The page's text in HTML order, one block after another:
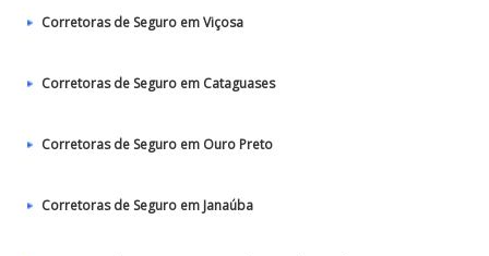
Corretoras de Seguro em Viçosa
Corretoras de Seguro em Cataguases
Corretoras de Seguro em Ouro Preto
Corretoras de Seguro em Janaúba